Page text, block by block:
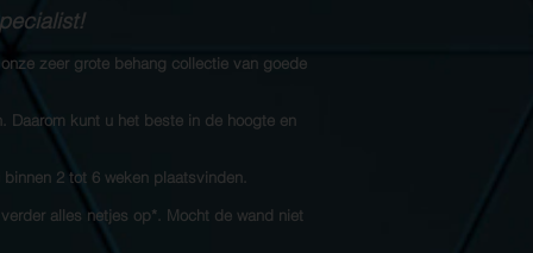
zeer grote behang collectie van goede
Daarom kunt u het beste in de hoogte en
2 tot 6 weken plaatsvinden.
alles netjes op*. Mocht de wand niet